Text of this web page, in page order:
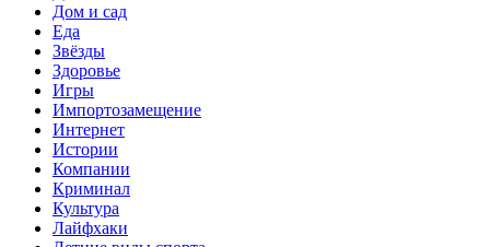
Дом и сад
Еда
Звёзды
Здоровье
Игры
Импортозамещение
Интернет
Истории
Компании
Криминал
Культура
Лайфхаки